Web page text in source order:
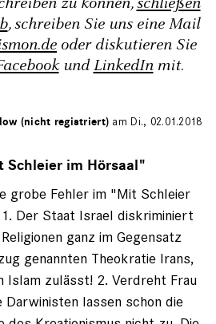
, schreiben Sie uns eine Mail
oder diskutieren Sie
undLinkedInmit.
(nicht registriert) am Di., 02.01.2018
Schleier im Hörsaal"
grobe Fehler im "Mit Schleier
Der Staat Israel diskriminiert
ganz im Gegensatz
genannten Theokratie Irans,
Islam zulässt! 2. Verdreht Frau
Darwinisten lassen schon die